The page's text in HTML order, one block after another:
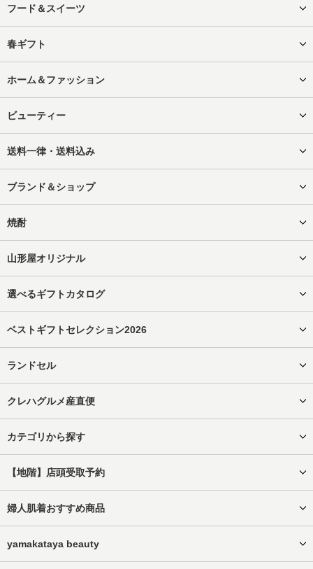
フード＆スイーツ
春ギフト
ホーム＆ファッション
ビューティー
送料一律・送料込み
ブランド＆ショップ
焼酎
山形屋オリジナル
選べるギフトカタログ
ベストギフトセレクション2026
ランドセル
クレハグルメ産直便
カテゴリから探す
【地階】店頭受取予約
婦人肌着おすすめ商品
yamakataya beauty